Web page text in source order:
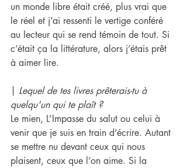
un monde libre était créé, plus vrai que
le réel et j’ai ressenti le vertige conféré
au lecteur qui se rend témoin de tout. Si
c’était ça la littérature, alors j’étais prêt
à aimer lire.
Lequel de tes livres prêterais-tu à
quelqu'un qui te plaît ?
Le mien, L’Impasse du salut ou celui à
venir que je suis en train d’écrire. Autant
se mettre nu devant ceux qui nous
plaisent, ceux que l’on aime. Si la